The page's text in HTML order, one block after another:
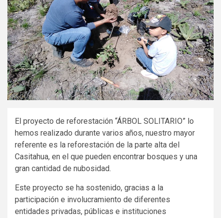
El proyecto de reforestación “ÁRBOL SOLITARIO” lo
hemos realizado durante varios años, nuestro mayor
referente es la reforestación de la parte alta del
Casitahua, en el que pueden encontrar bosques y una
gran cantidad de nubosidad.
Este proyecto se ha sostenido, gracias a la
participación e involucramiento de diferentes
entidades privadas, públicas e instituciones